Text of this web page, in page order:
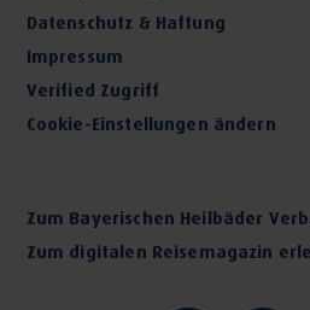
Datenschutz & Haftung
Impressum
Verified Zugriff
Cookie-Einstellungen ändern
Zum Bayerischen Heilbäder
Zum digitalen Reisemagazin